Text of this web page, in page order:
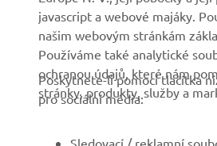
FIREMNÍ
Společnost
Zprávy
javascript a webové majáky.
našim webovým stránkám
Používáme také analytické
ochranou údajů, které nám
stránky, produkty, služby a
Poskytnete-li pomocí tlačítka
pro sociální média:
Sledovací / reklamní